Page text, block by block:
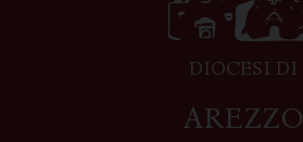
DIOCESI DI
AREZZO